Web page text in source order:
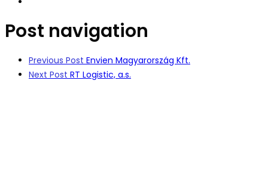
Post navigation
Previous Post Envien Magyarország Kft.
Next Post RT Logistic, a.s.